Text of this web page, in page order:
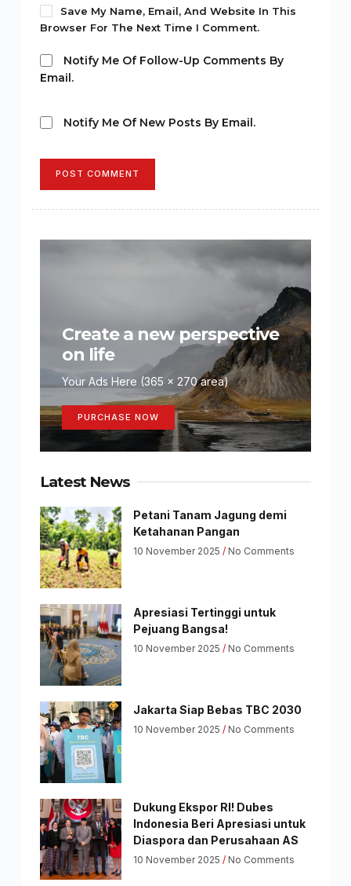
Save My Name, Email, And Website In This
Browser For The Next Time I Comment.
Notify Me Of Follow-Up Comments By
Email.
Notify Me Of New Posts By Email.
POST COMMENT
Create a new perspective
on life
Your Ads Here (365 x 270 area)
PURCHASE NOW
Latest News
Petani Tanam Jagung demi
Ketahanan Pangan
10 November 2025 No Comments
Apresiasi Tertinggi untuk
Pejuang Bangsa!
10 November 2025 No Comments
Jakarta Siap Bebas TBC 2030
10 November 2025 No Comments
Dukung Ekspor RI! Dubes
Indonesia Beri Apresiasi untuk
Diaspora dan Perusahaan AS
10 November 2025 No Comments